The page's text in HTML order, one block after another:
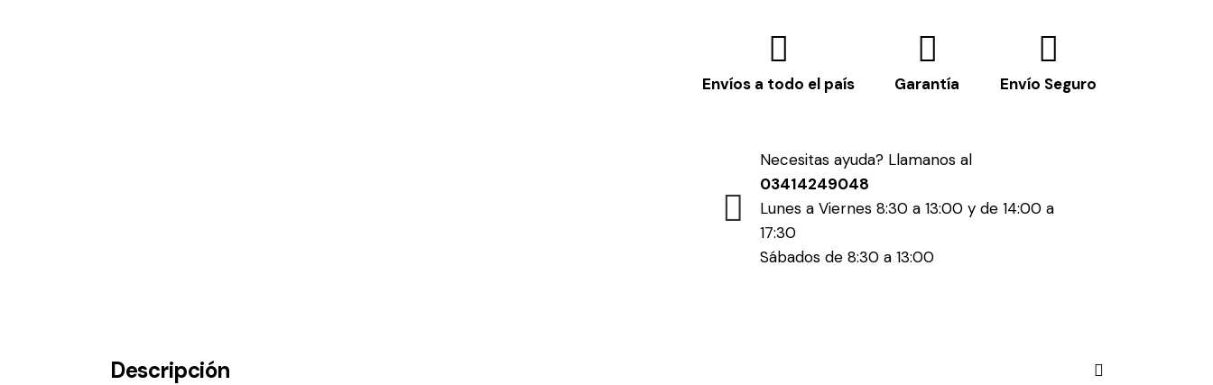
Envíos a todo el país Garantía Envío Seguro
Necesitas ayuda? Llamanos al
03414249048
Lunes a Viernes 8:30 a 13:00 y de 14:00 a
17:30
Sábados de 8:30 a 13:00
Descripción